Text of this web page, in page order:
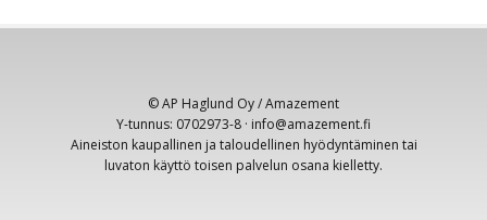
© AP Haglund Oy / Amazement
Y-tunnus: 0702973-8 · info@amazement.fi
Aineiston kaupallinen ja taloudellinen hyödyntäminen tai
luvaton käyttö toisen palvelun osana kielletty.